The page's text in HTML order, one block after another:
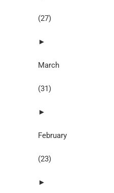
(27)
►
March
(31)
►
February
(23)
►